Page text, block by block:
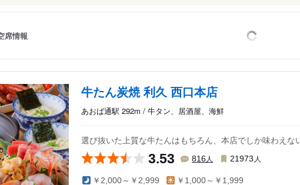
席情報
牛たん炭焼 利久 西口本店
あおば通駅 292m / 牛タン、居酒屋、海鮮
選び抜いた上質な牛たんはもちろん、本店でしか味わえ
3.53 816人 21973 人
￥2,000～￥2,999 ￥1,000～￥1,999